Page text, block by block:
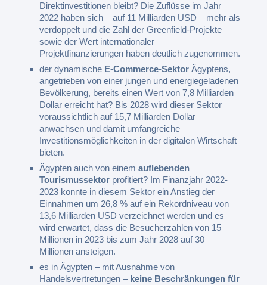
Direktinvestitionen bleibt? Die Zuflüsse im Jahr
2022 haben sich – auf 11 Milliarden USD – mehr als
verdoppelt und die Zahl der Greenfield-Projekte
sowie der Wert internationaler
Projektfinanzierungen haben deutlich zugenommen.
der dynamische E-Commerce-Sektor Ägyptens,
angetrieben von einer jungen und energiegeladenen
Bevölkerung, bereits einen Wert von 7,8 Milliarden
Dollar erreicht hat? Bis 2028 wird dieser Sektor
voraussichtlich auf 15,7 Milliarden Dollar
anwachsen und damit umfangreiche
Investitionsmöglichkeiten in der digitalen Wirtschaft
bieten.
Ägypten auch von einemauflebenden
Tourismussektor profitiert? Im Finanzjahr 2022-
2023 konnte in diesem Sektor ein Anstieg der
Einnahmen um 26,8 % auf ein Rekordniveau von
13,6 Milliarden USD verzeichnet werden und es
wird erwartet, dass die Besucherzahlen von 15
Millionen in 2023 bis zum Jahr 2028 auf 30
Millionen ansteigen.
es in Ägypten – mit Ausnahme von
Handelsvertretungen – keine Beschränkungen für